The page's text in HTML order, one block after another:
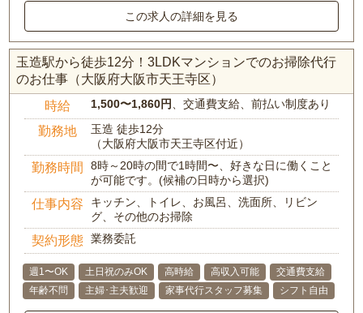
この求人の詳細を見る
玉造駅から徒歩12分！3LDKマンションでのお掃除代行
のお仕事（大阪府大阪市天王寺区）
時給 1,500〜1,860円 、交通費支給、前払い制度あり
勤務地
玉造 徒歩12分
（大阪府大阪市天王寺区付近）
勤務時間
8時～20時の間で1時間〜、好きな日に働くこと
が可能です。(候補の日時から選択)
仕事内容
キッチン、トイレ、お風呂、洗面所、リビン
グ、その他のお掃除
契約形態 業務委託
週1〜OK 土日祝のみOK 高時給 高収入可能
交通費支給
年齢不問
主婦･主夫歓迎 家事代行スタッフ募集 シフト自由